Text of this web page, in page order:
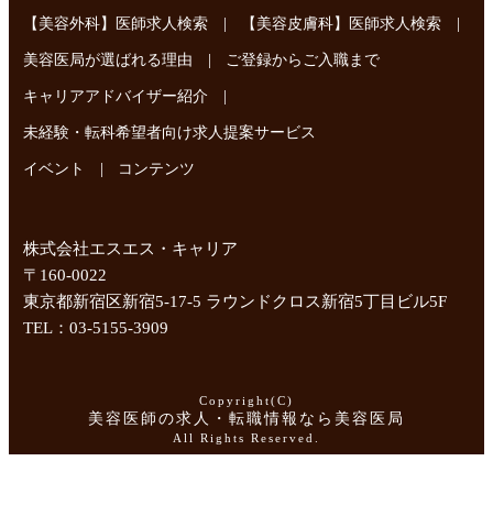
【美容外科】医師求人検索 | 【美容皮膚科】医師求人検索 |
美容医局が選ばれる理由 | ご登録からご入職まで
キャリアアドバイザー紹介 |
未経験・転科希望者向け求人提案サービス
イベント | コンテンツ
株式会社エスエス・キャリア
〒160-0022
東京都新宿区新宿5-17-5 ラウンドクロス新宿5丁目ビル5F
TEL：03-5155-3909
Copyright(C)
美容医師の求人・転職情報なら美容医局
All Rights Reserved.